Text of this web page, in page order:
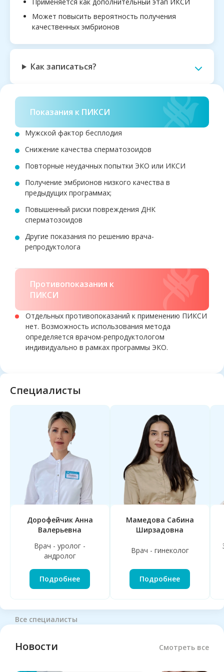
Может повысить вероятность получения
качественных эмбрионов
Как записаться?
Показания к ПИКСИ
Мужской фактор бесплодия
Снижение качества сперматозоидов
Повторные неудачных попытки ЭКО или ИКСИ
Получение эмбрионов низкого качества в
предыдущих программах;
Повышенный риски повреждения ДНК
сперматозоидов
Другие показания по решению врача-
репродуктолога
Противопоказания к
ПИКСИ
Отдельных противопоказаний к применению ПИКСИ
нет. Возможность использования метода
определяется врачом-репродуктологом
индивидуально в рамках программы ЭКО.
Специалисты
Дорофейчик Анна
Валерьевна
Врач - уролог -
андролог
Подробнее
Мамедова Сабина
Ширзадовна
Врач - гинеколог
Подробнее
Все специалисты
Новости Смотреть все